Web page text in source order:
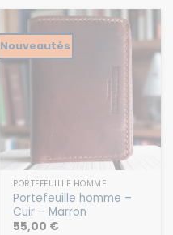
Nouveautés
PORTEFEUILLE HOMME
Portefeuille homme –
Cuir – Marron
55,00 €